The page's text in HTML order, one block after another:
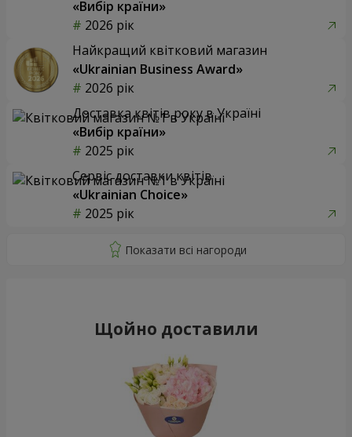
«Вибір країни»
2026 рік
Найкращий квітковий магазин
«Ukrainian Business Award»
2026 рік
Доставка квітів року в Україні
«Вибір країни»
2025 рік
Сервіс доставки квітів
«Ukrainian Choice»
2025 рік
Щойно доставили